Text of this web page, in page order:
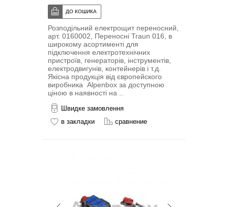
Розподільний електрощит переносний,
арт. 0160002, Переносні Traun 016, в
широкому асортименті для
підключення електротехнічних
пристроїв, генераторів, інструментів,
електродвигунів, контейнерів і т.д.
Якісна продукція від європейского
виробника Alpenbox за доступною
ціною в наявності на ..
Швидке замовлення
в закладки
сравнение